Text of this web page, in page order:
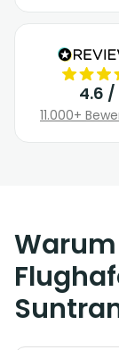
4.6 /
11.000+